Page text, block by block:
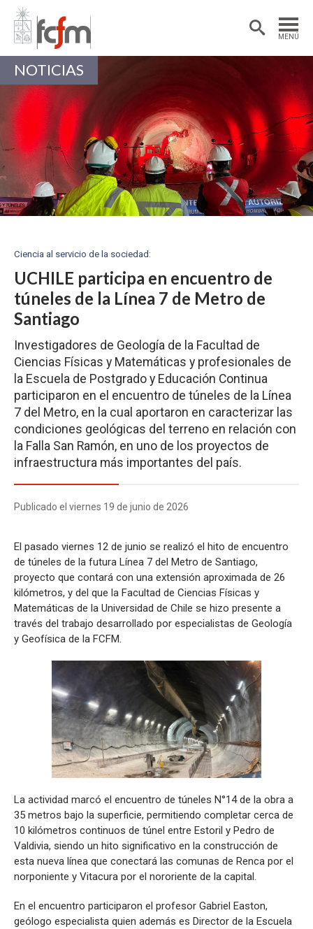
MENÚ
Estudiantes
Académicas/os
NOTICIAS
Ciencia al servicio de la sociedad:
UCHILE participa en encuentro de
túneles de la Línea 7 de Metro de
Santiago
Investigadores de Geología de la Facultad de
Ciencias Físicas y Matemáticas y profesionales de
la Escuela de Postgrado y Educación Continua
participaron en el encuentro de túneles de la Línea
7 del Metro, en la cual aportaron en caracterizar las
condiciones geológicas del terreno en relación con
la Falla San Ramón, en uno de los proyectos de
infraestructura más importantes del país.
Publicado el viernes 19 de junio de 2026
El pasado viernes 12 de junio se realizó el hito de encuentro
de túneles de la futura Línea 7 del Metro de Santiago,
proyecto que contará con una extensión aproximada de 26
kilómetros, y del que la Facultad de Ciencias Físicas y
Matemáticas de la Universidad de Chile se hizo presente a
través del trabajo desarrollado por especialistas de Geología
y Geofísica de la FCFM.
La actividad marcó el encuentro de túneles N°14 de la obra a
35 metros bajo la superficie, permitiendo completar cerca de
10 kilómetros continuos de túnel entre Estoril y Pedro de
Valdivia, siendo un hito significativo en la construcción de
esta nueva línea que conectará las comunas de Renca por el
norponiente y Vitacura por el nororiente de la capital.
En el encuentro participaron el profesor Gabriel Easton,
geólogo especialista quien además es Director de la Escuela